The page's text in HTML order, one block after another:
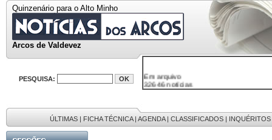
Quinzenário para o Alto Minho
Arcos de Valdevez
PESQUISA: 32646 notícias
38119 fotos
201 registos
ÚLTIMAS | FICHA TÉCNICA| AGENDA| CLASSIFICADOS | INQUÉRITOS